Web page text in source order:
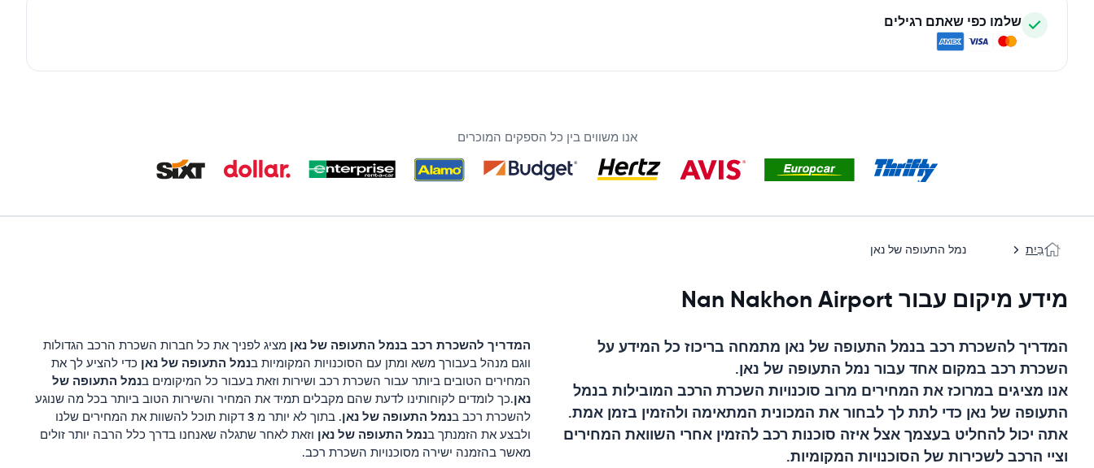
שלמו כפי שאתם רגילים
אנו משווים בין כל הספקים המוכרים
בַּיִת נמל התעופה של נאן
מידע מיקום עבור Nan Nakhon Airport
המדריך להשכרת רכב בנמל התעופה של נאן מתמחה בריכוז כל המידע על
השכרת רכב במקום אחד עבור נמל התעופה של נאן.
אנו מציגים במרוכז את המחירים מרוב סוכנויות השכרת הרכב המובילות בנמל
התעופה של נאן כדי לתת לך לבחור את המכונית המתאימה ולהזמין בזמן אמת.
אתה יכול להחליט בעצמך אצל איזה סוכנות רכב להזמין אחרי השוואת המחירים
וציי הרכב לשכירות של הסוכנויות המקומיות.
המדריך להשכרת רכב בנמל התעופה של נאן מציג לפניך את כל חברות השכרת הרכב הגדולות
ווגם מנהל בעבורך משא ומתן עם הסוכנויות המקומיות בנמל התעופה של נאן כדי להציע לך את
המחירים הטובים ביותר עבור השכרת רכב ושירות וזאת בעבור כל המיקומים בנמל התעופה של
נאן.כך לומדים לקוחותינו לדעת שהם מקבלים תמיד את המחיר והשירות הטוב ביותר בכל מה שנוגע
להשכרת רכב בנמל התעופה של נאן
. בתוך לא יותר מ 3 דקות תוכל להשוות את המחירים שלנו
ולבצע את הזמנתך בנמל התעופה של נאן וזאת לאחר שתגלה שאנחנו בדרך כלל הרבה יותר זולים
מאשר בהזמנה ישירה מסוכנויות השכרת רכב.